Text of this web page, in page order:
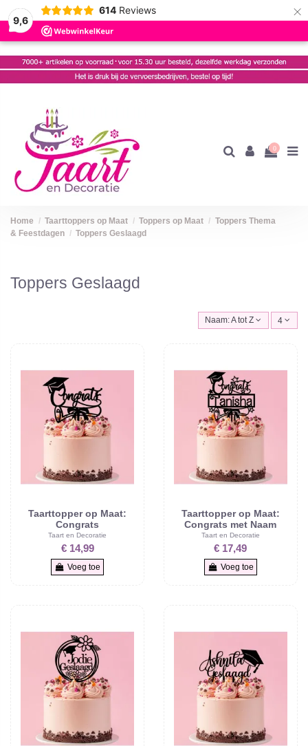
9,6
614 Reviews ×
0
Home Taarttoppers op Maat Toppers op Maat
Toppers Thema
& Feestdagen
Toppers Geslaagd
Toppers Geslaagd
Naam: A tot Z 4
Taarttopper op Maat:
Congrats
Taart en Decoratie
€ 14,99
Voeg toe
Taarttopper op Maat:
Congrats met Naam
Taart en Decoratie
€ 17,49
Voeg toe